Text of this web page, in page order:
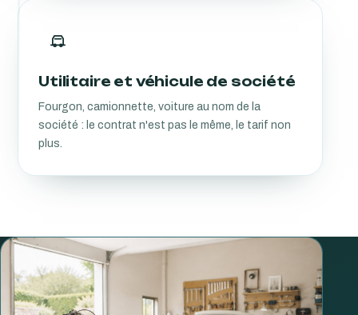
Utilitaire et véhicule de société
Fourgon, camionnette, voiture au nom de la
société : le contrat n'est pas le même, le tarif non
plus.